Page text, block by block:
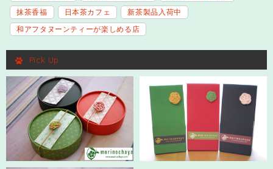
抹茶香福
日本茶カフェ
新茶製品入荷中
和アフタヌーンティーが楽しめる店
Pick Up